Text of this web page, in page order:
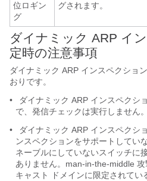
位ロギン
グ
グされます。
ダイナミック ARP イ
定時の注意事項
ダイナミック ARP インスペクショ
おりです。
•
ダイナミック ARP インスペクシ
で、発信チェックは実行しません。
•
ダイナミック ARP インスペクシ
ンスペクションをサポートしてい
ネーブルにしていないスイッチに
ありません。man-in-the-middle
キャスト ドメインに限定されてい